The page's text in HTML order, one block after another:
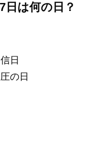
日は何の日？
日
の日